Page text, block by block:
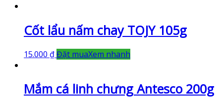
Cốt lẩu nấm chay TOJY 105g
15.000 ₫Đặt muaXem nhanh
Mắm cá linh chưng Antesco 200g